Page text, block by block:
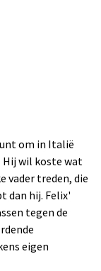
om in Italië
Hij wil koste wat
vader treden, die
dan hij. Felix'
tegen de
eigen